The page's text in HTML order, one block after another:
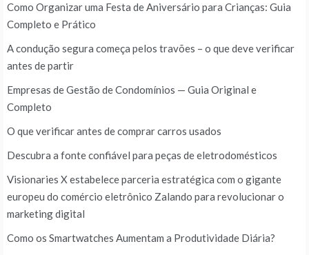
Como Organizar uma Festa de Aniversário para Crianças: Guia
Completo e Prático
A condução segura começa pelos travões – o que deve verificar
antes de partir
Empresas de Gestão de Condomínios — Guia Original e
Completo
O que verificar antes de comprar carros usados
Descubra a fonte confiável para peças de eletrodomésticos
Visionaries X estabelece parceria estratégica com o gigante
europeu do comércio eletrônico Zalando para revolucionar o
marketing digital
Como os Smartwatches Aumentam a Produtividade Diária?